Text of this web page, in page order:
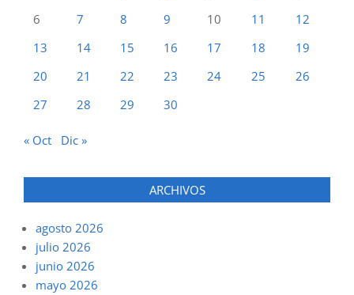
6
7 8 9 10 11
12
13
14 15 16 17 18
19
20
21 22 23 24 25
26
27
28 29 30
« Oct Dic »
ARCHIVOS
agosto 2026
julio 2026
junio 2026
mayo 2026